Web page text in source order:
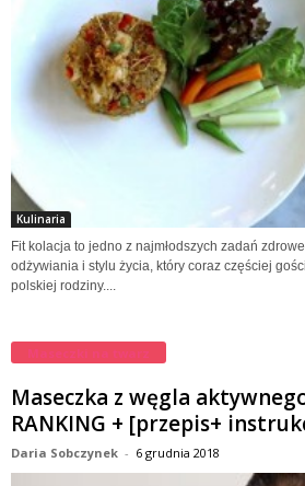
Kulinaria
Fit kolacja to jedno z najmłodszych zadań
odżywiania i stylu życia, który coraz częściej
polskiej rodziny....
Maseczki na twarz
Maseczka z węgla
RANKING + [przepis+
Daria Sobczynek - 6 grudnia 2018